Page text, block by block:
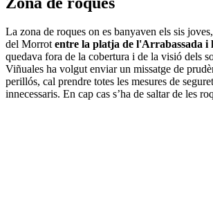
La zona de roques on es banyaven els sis
del Morrotentre la platja de l'Arrabassada i
quedava fora de la cobertura i de la visió dels
Viñuales ha volgut enviar un missatge de
perillós, cal prendre totes les mesures de
innecessaris. En cap cas s’ha de saltar de les